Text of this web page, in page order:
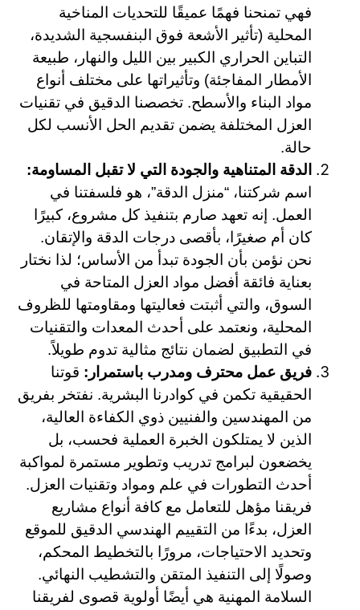
فهي تمنحنا فهمًا عميقًا للتحديات المناخية
المحلية (تأثير الأشعة فوق البنفسجية الشديدة،
التباين الحراري الكبير بين الليل والنهار، طبيعة
الأمطار المفاجئة) وتأثيراتها على مختلف أنواع
مواد البناء والأسطح. تخصصنا الدقيق في تقنيات
العزل المختلفة يضمن تقديم الحل الأنسب لكل
حالة.
الدقة المتناهية والجودة التي لا تقبل المساومة:
اسم شركتنا، “منزل الدقة”، هو فلسفتنا في
العمل. إنه تعهد صارم بتنفيذ كل مشروع، كبيرًا
كان أم صغيرًا، بأقصى درجات الدقة والإتقان.
نحن نؤمن بأن الجودة تبدأ من الأساس؛ لذا نختار
بعناية فائقة أفضل مواد العزل المتاحة في
السوق، والتي أثبتت فعاليتها ومقاومتها للظروف
المحلية، ونعتمد على أحدث المعدات والتقنيات
في التطبيق لضمان نتائج مثالية تدوم طويلاً.
فريق عمل محترف ومدرب باستمرار: قوتنا
الحقيقية تكمن في كوادرنا البشرية. نفتخر بفريق
من المهندسين والفنيين ذوي الكفاءة العالية،
الذين لا يمتلكون الخبرة العملية فحسب، بل
يخضعون لبرامج تدريب وتطوير مستمرة لمواكبة
أحدث التطورات في علم ومواد وتقنيات العزل.
فريقنا مؤهل للتعامل مع كافة أنواع مشاريع
العزل، بدءًا من التقييم الهندسي الدقيق للموقع
وتحديد الاحتياجات، مرورًا بالتخطيط المحكم،
وصولًا إلى التنفيذ المتقن والتشطيب النهائي.
السلامة المهنية هي أيضًا أولوية قصوى لفريقنا